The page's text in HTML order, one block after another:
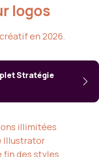
logos
en 2026.
Stratégie
illimitées
Illustrator
fin des styles